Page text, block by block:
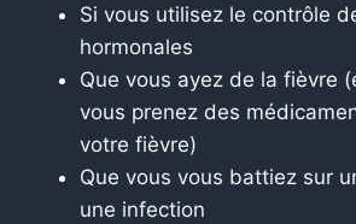
Si vous utilisez le contrôle
hormonales
Que vous ayez de la fièvre
vous prenez des
votre fièvre)
Que vous vous battiez sur
une infection